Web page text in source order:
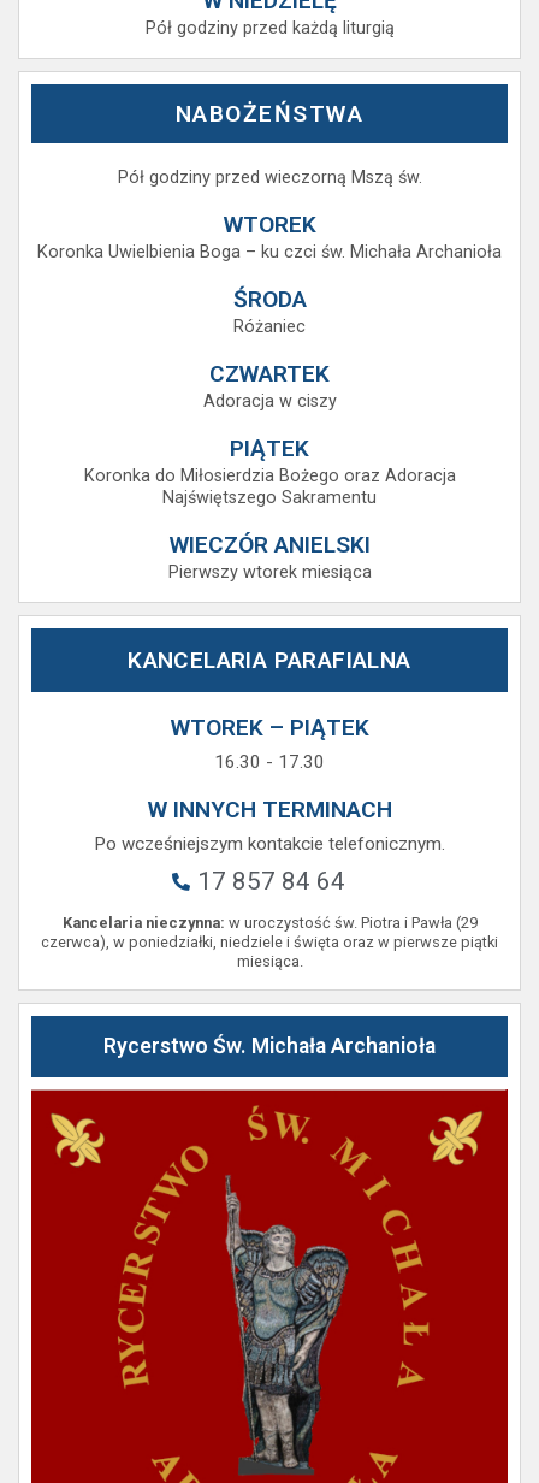
Pół godziny przed każdą liturgią
NABOŻEŃSTWA
Pół godziny przed wieczorną Mszą św.
WTOREK
Koronka Uwielbienia Boga – ku czci św. Michała Archanioła
ŚRODA
Różaniec
CZWARTEK
Adoracja w ciszy
PIĄTEK
Koronka do Miłosierdzia Bożego oraz Adoracja
Najświętszego Sakramentu
WIECZÓR ANIELSKI
Pierwszy wtorek miesiąca
KANCELARIA PARAFIALNA
WTOREK – PIĄTEK
16.30 - 17.30
W INNYCH TERMINACH
Po wcześniejszym kontakcie telefonicznym.
17 857 84 64
Kancelaria nieczynna: w uroczystość św. Piotra i Pawła (29
czerwca), w poniedziałki, niedziele i święta oraz w pierwsze piątki
miesiąca.
Rycerstwo Św. Michała Archanioła